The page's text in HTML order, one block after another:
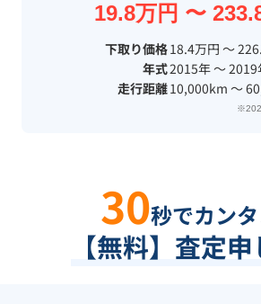
19.8万円 〜
下取り価格18.4万円 〜
年式2015年 〜 2019
走行距離10,000km 〜
30秒でカンタ
【無料】査定